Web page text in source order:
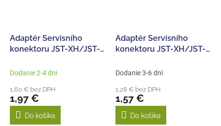
Adaptér Servisního
konektoru JST-XH/JST-
Dodanie 2-4 dni
1,60 € bez DPH
1,97 €
Do košíka
Adaptér Servisního
konektoru JST-XH/JST-
Dodanie 3-6 dní
1,28 € bez DPH
1,57 €
Do košíka